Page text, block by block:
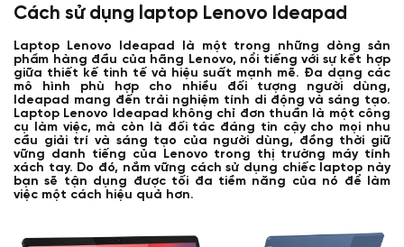
Cách sử dụng laptop Lenovo Ideapad
Laptop Lenovo Ideapad là một trong những dòng sản
phẩm hàng đầu của hãng Lenovo, nổi tiếng với sự kết hợp
giữa thiết kế tinh tế và hiệu suất mạnh mẽ. Đa dạng các
mô hình phù hợp cho nhiều đối tượng người dùng,
Ideapad mang đến trải nghiệm tính di động và sáng tạo.
Laptop Lenovo Ideapad không chỉ đơn thuần là một công
cụ làm việc, mà còn là đối tác đáng tin cậy cho mọi nhu
cầu giải trí và sáng tạo của người dùng, đồng thời giữ
vững danh tiếng của Lenovo trong thị trường máy tính
xách tay. Do đó, nắm vững cách sử dụng chiếc laptop này
bạn sẽ tận dụng được tối đa tiềm năng của nó để làm
việc một cách hiệu quả hơn.